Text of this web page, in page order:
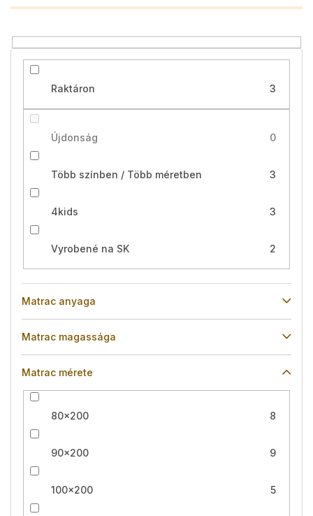
é
s
Raktáron 3
Újdonság 0
Több színben / Több méretben 3
4kids 3
Vyrobené na SK 2
Matrac anyaga
Matrac magassága
Matrac mérete
80x200 8
90x200 9
100x200 5